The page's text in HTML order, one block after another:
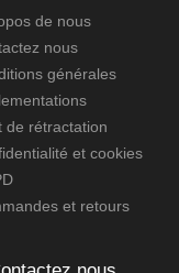
de nous
nous
générales
de rétractation
et cookies
et retours